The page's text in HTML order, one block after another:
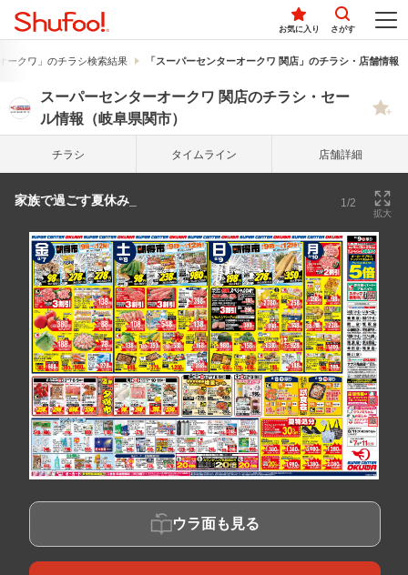
お気に入り さがす
ークワ」のチラシ検索結果 「スーパーセンターオークワ 関店」のチラシ・店舗情報
スーパーセンターオークワ 関店のチラシ・セー
ル情報（岐阜県関市）
チラシ タイム ライン 店舗詳細
家族で過ごす夏休み_ 1/2
拡大
ウラ面も見る